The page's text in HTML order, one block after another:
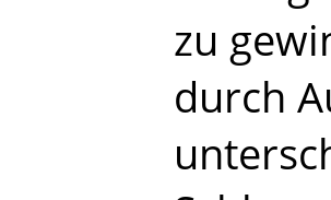
zu
durch